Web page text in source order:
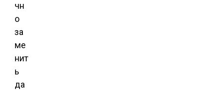
чн
о
за
ме
нит
ь
да